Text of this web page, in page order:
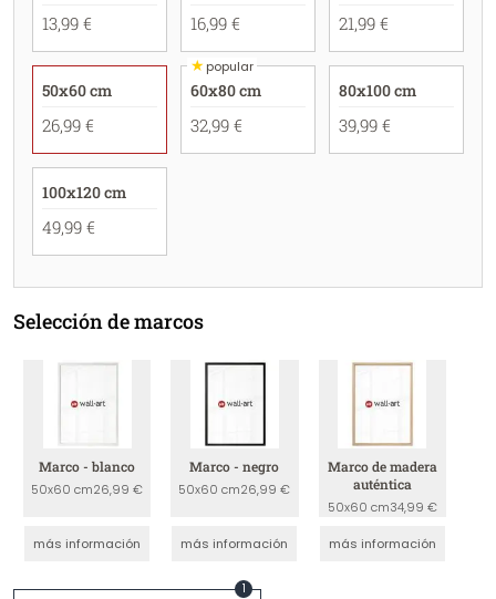
13,99 € 16,99 € 21,99 €
50x60 cm
26,99 €
★popular
60x80 cm
32,99 €
80x100 cm
39,99 €
100x120 cm
49,99 €
Selección de marcos
Marco - blanco
50x60 cm26,99 €
más información
Marco - negro
50x60 cm26,99 €
más información
Marco de madera
auténtica
50x60 cm34,99 €
más información
1